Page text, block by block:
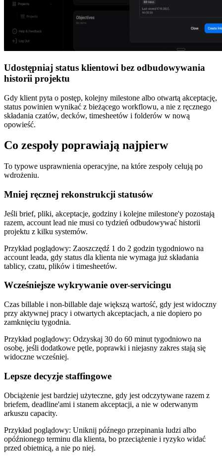
Udostępniaj status klientowi bez odbudowywania
historii projektu
Gdy klient pyta o postęp, kolejny milestone albo otwartą akceptację,
status powinien wynikać z bieżącego workflowu, a nie z ręcznego
składania czatów, decków, timesheetów i folderów w nową
opowieść.
Co zespoły poprawiają najpierw
To typowe usprawnienia operacyjne, na które zespoły celują po
wdrożeniu.
Mniej ręcznej rekonstrukcji statusów
Jeśli brief, pliki, akceptacje, godziny i kolejne milestone'y pozostają
razem, account lead nie musi co tydzień odbudowywać historii
projektu z kilku systemów.
Przykład poglądowy: Zaoszczędź 1 do 2 godzin tygodniowo na
account leada, gdy status dla klienta nie wymaga już składania
tablicy, czatu, plików i timesheetów.
Wcześniejsze wykrywanie over-servicingu
Czas billable i non-billable daje większą wartość, gdy jest widoczny
przy aktywnej pracy i otwartych akceptacjach, a nie dopiero po
zamknięciu tygodnia.
Przykład poglądowy: Odzyskaj 30 do 60 minut tygodniowo na
osobę, jeśli dodatkowe pętle, poprawki i niejasny zakres stają się
widoczne wcześniej.
Lepsze decyzje staffingowe
Obciążenie jest bardziej użyteczne, gdy jest odczytywane razem z
briefem, deadline'ami i stanem akceptacji, a nie w oderwanym
arkuszu capacity.
Przykład poglądowy: Uniknij późnego przepinania ludzi albo
opóźnionego terminu dla klienta, bo przeciążenie i ryzyko widać
przed obietnicą, a nie po niej.